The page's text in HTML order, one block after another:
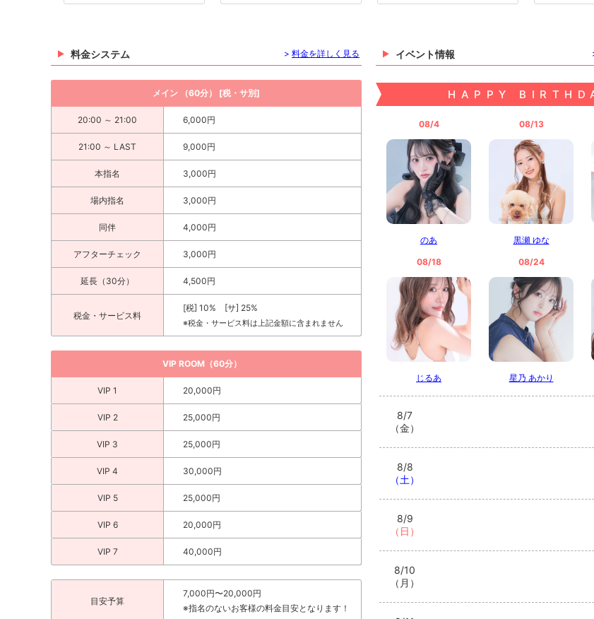
美織 乙葉 えな ななみ うた 如月 ゆめ まりか
かんな RYO
ゆきな 皐月 よつは 綾波 レイ
しずか みか
イベント情報
HAPPY
08/4
のあ
08/13
黒瀬 ゆな
08/18
じるあ
08/24
星乃 あかり
8/7
（金）
8/8
（土）
8/9
（日）
8/10
（月）
料金システム > 料金を詳しく見る
メイン （60分） [税・サ別]
20:00 ～ 21:00 6,000円
21:00 ～ LAST 9,000円
本指名 3,000円
場内指名 3,000円
同伴 4,000円
アフターチェック 3,000円
延長（30分） 4,500円
税金・サービス料
[税] 10% [サ] 25%
※税金・サービス料は上記金額に含まれません
VIP ROOM（60分）
VIP 1 20,000円
VIP 2 25,000円
VIP 3 25,000円
VIP 4 30,000円
VIP 5 25,000円
VIP 6 20,000円
VIP 7 40,000円
目安予算
7,000円〜20,000円
※指名のないお客様の料金目安となります！